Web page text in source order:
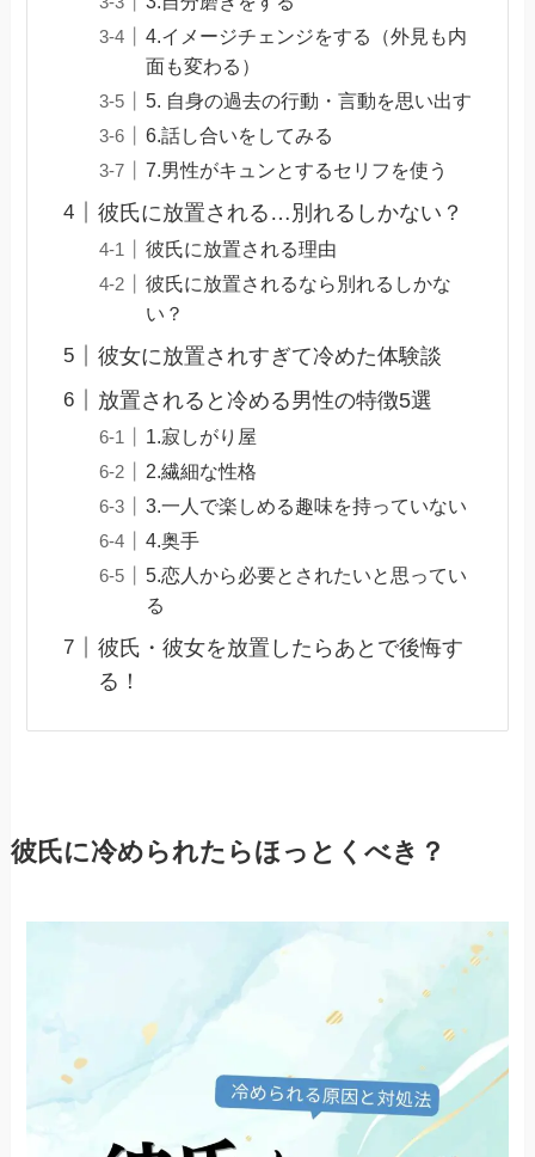
4.イメージチェンジをする（外見も内
面も変わる）
5. 自身の過去の行動・言動を思い出す
6.話し合いをしてみる
7.男性がキュンとするセリフを使う
彼氏に放置される…別れるしかない？
彼氏に放置される理由
彼氏に放置されるなら別れるしかな
い？
彼女に放置されすぎて冷めた体験談
放置されると冷める男性の特徴5選
1.寂しがり屋
2.繊細な性格
3.一人で楽しめる趣味を持っていない
4.奥手
5.恋人から必要とされたいと思ってい
る
彼氏・彼女を放置したらあとで後悔す
る！
彼氏に冷められたらほっとくべき？